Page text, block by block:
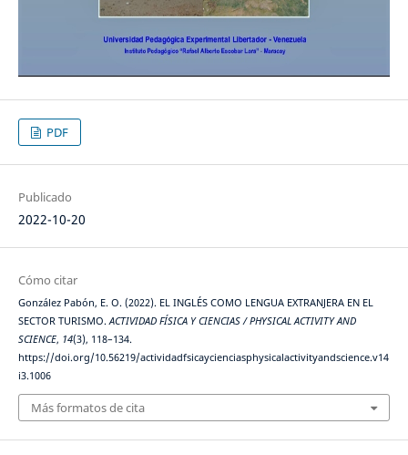
PDF
Publicado
2022-10-20
Cómo citar
González Pabón, E. O. (2022). EL INGLÉS COMO LENGUA EXTRANJERA EN EL
SECTOR TURISMO.ACTIVIDAD FÍSICA Y CIENCIAS / PHYSICAL ACTIVITY AND
SCIENCE, 14(3), 118–134.
https://doi.org/10.56219/actividadfsicaycienciasphysicalactivityandscience.v14
i3.1006
Más formatos de cita